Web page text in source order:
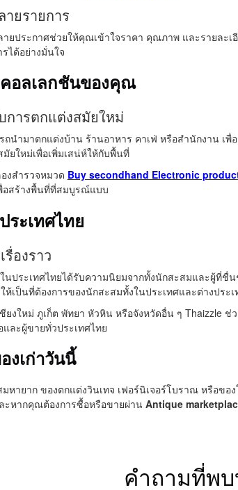
ยรายการ
ายประกาศช่วยให้คุณเข้าใจราคา คุณภาพ และรายละ
ได้อย่างมั่นใจ
อลเลกชันของคุณ
การตกแต่งสมัยใหม่
ถนำมาตกแต่งบ้าน ร้านอาหาร คาเฟ่ หรือสำนักงาน เ
ยใหม่เพื่อเพิ่มเสน่ห์ให้กับพื้นที่
งสำรวจหมวด Buy secondhand Electronic
อสร้างพื้นที่ที่สมบูรณ์แบบ
ระเทศไทย
องราว
นประเทศไทยได้รับความนิยมจากทั้งนักสะสมและผู้
เป็นที่ต้องการของนักสะสมทั้งในประเทศและต่างประเ
ยงใหม่ ภูเก็ต พัทยา หัวหิน หรือจังหวัดอื่น ๆ Thaizzle
ละผู้ขายทั่วประเทศไทย
งเก่าวันนี้
หายาก ของตกแต่งวินเทจ เฟอร์นิเจอร์โบราณ หรือข
ะหากคุณต้องการซื้อหรือขายผ่าน Antique
คำถามที่พ